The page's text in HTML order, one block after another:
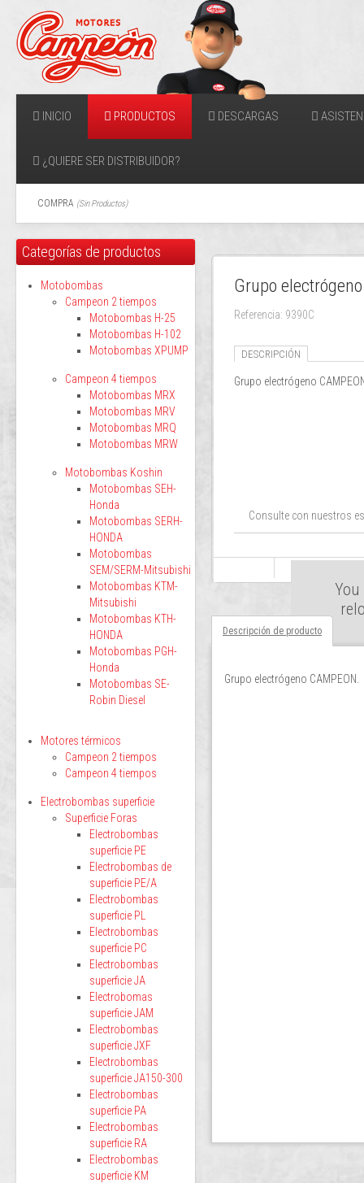
INICIO PRODUCTOS DESCARGAS
¿QUIERE SER DISTRIBUIDOR?
COMPRA (Sin Productos)
Grupo
Referencia: 9390C
DESCRIPCIÓN
Grupo electrógeno
Consulte con nuestros
You
Descripción de producto
Grupo electrógeno CAMPEON.
Categorías de productos
Motobombas
Campeon 2 tiempos
Motobombas H-25
Motobombas H-102
Motobombas XPUMP
Campeon 4 tiempos
Motobombas MRX
Motobombas MRV
Motobombas MRQ
Motobombas MRW
Motobombas Koshin
Motobombas SEH-
Honda
Motobombas SERH-
HONDA
Motobombas
SEM/SERM-Mitsubishi
Motobombas KTM-
Mitsubishi
Motobombas KTH-
HONDA
Motobombas PGH-
Honda
Motobombas SE-
Robin Diesel
Motores térmicos
Campeon 2 tiempos
Campeon 4 tiempos
Electrobombas superficie
Superficie Foras
Electrobombas
superficie PE
Electrobombas de
superficie PE/A
Electrobombas
superficie PL
Electrobombas
superficie PC
Electrobombas
superficie JA
Electrobomas
superficie JAM
Electrobombas
superficie JXF
Electrobombas
superficie JA150-300
Electrobombas
superficie PA
Electrobombas
superficie RA
Electrobombas
superficie KM